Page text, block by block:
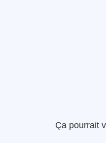
Ça pourrait